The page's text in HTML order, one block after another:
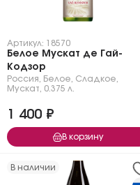
Артикул: 18570
Белое Мускат де Гай-
Кодзор
Россия Белое Сладкое
Мускат
0.375 л.
1 400 ₽
В корзину
В наличии